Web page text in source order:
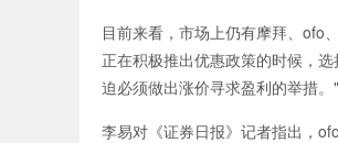
目前来看，市场上仍有摩拜、ofo
正在积极推出优惠政策的时候，
迫必须做出涨价寻求盈利的举措。"
李易对《证券日报》记者指出，